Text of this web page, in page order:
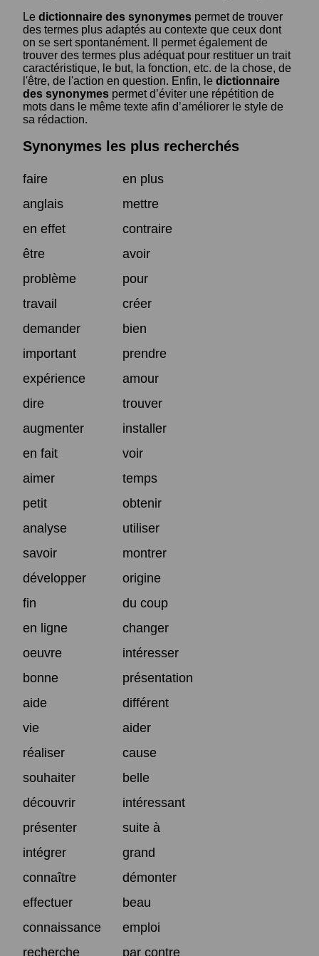
Le dictionnaire des synonymes permet de trouver
des termes plus adaptés au contexte que ceux dont
on se sert spontanément. Il permet également de
trouver des termes plus adéquat pour restituer un trait
caractéristique, le but, la fonction, etc. de la chose, de
l'être, de l'action en question. Enfin, le dictionnaire
des synonymes permet d’éviter une répétition de
mots dans le même texte afin d’améliorer le style de
sa rédaction.
Synonymes les plus recherchés
faire
en plus
anglais
mettre
en effet
contraire
être
avoir
problème
pour
travail
créer
demander
bien
important
prendre
expérience
amour
dire
trouver
augmenter
installer
en fait
voir
aimer
temps
petit
obtenir
analyse
utiliser
savoir
montrer
développer
origine
fin
du coup
en ligne
changer
oeuvre
intéresser
bonne
présentation
aide
différent
vie
aider
réaliser
cause
souhaiter
belle
découvrir
intéressant
présenter
suite à
intégrer
grand
connaître
démonter
effectuer
beau
connaissance
emploi
recherche
par contre